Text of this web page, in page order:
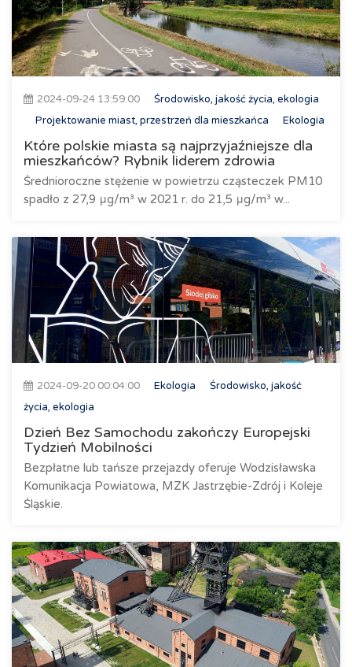
2024-09-24 13:59:00
Środowisko, jakość życia, ekologia
Projektowanie miast, przestrzeń dla mieszkańca
Ekologia
Które polskie miasta są najprzyjaźniejsze dla
mieszkańców? Rybnik liderem zdrowia
Średnioroczne stężenie w powietrzu cząsteczek PM10
spadło z 27,9 μg/m³ w 2021 r. do 21,5 μg/m³ w...
2024-09-20 00:04:00 Ekologia
Środowisko, jakość
życia, ekologia
Dzień Bez Samochodu zakończy Europejski
Tydzień Mobilności
Bezpłatne lub tańsze przejazdy oferuje Wodzisławska
Komunikacja Powiatowa, MZK Jastrzębie-Zdrój i Koleje
Śląskie.